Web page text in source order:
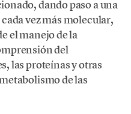
dando paso a una
vez más molecular,
el manejo de la
del
las proteínas y otras
de las